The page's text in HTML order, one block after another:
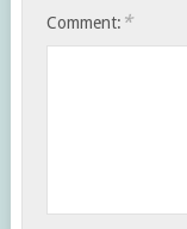
Comment: *